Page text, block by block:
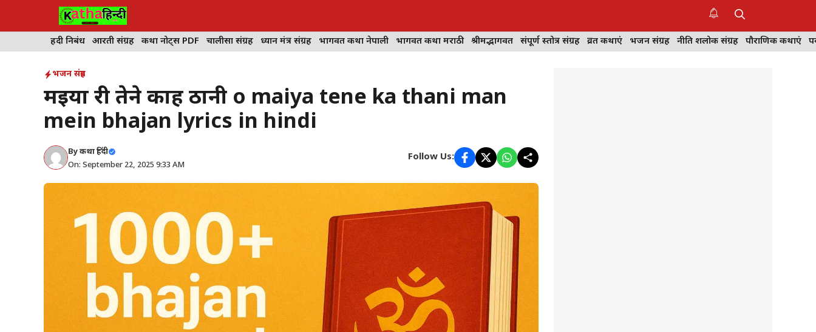
हिंदी निबंध आरती संग्रह कथा नोट्स PDF चालीसा संग्रह ध्यान मंत्र संग्रह भागवत कथा नेपाली भागवत कथा मराठी श्रीमद्भागवत संपूर्ण स्तोत्र संग्रह व्रत कथाएं भजन संग्रह नीति शलोक संग्रह पौराणिक कथाएं
भजन संग्रह
मईया री तेने काह ठानी o maiya tene ka thani man
mein bhajan lyrics in hindi
Byकथा हिंदी
On: September 22, 2025 9:33 AM
Follow Us: